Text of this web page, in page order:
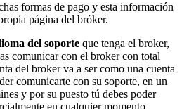
formas de pago y esta información
página del bróker.
del soporte que tenga el broker,
comunicar con el broker con total
del broker va a ser como una cuenta
comunicarte con su soporte, en un
y por su puesto tú debes poder